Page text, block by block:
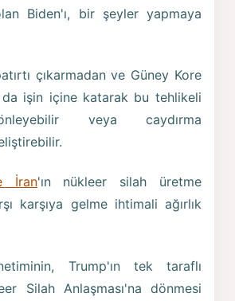
olan Biden'ı, bir şeyler yapmaya
çıkarmadan ve Güney Kore
da işin içine katarak bu tehlikeli
veya caydırma
İran'ın nükleer silah üretme
karşıya gelme ihtimali ağırlık
Trump'ın tek taraflı
Silah Anlaşması'na dönmesi